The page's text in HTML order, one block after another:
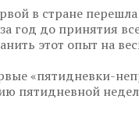
в стране
год до принятия
этот опыт на
«пятидневки-
пятидневной